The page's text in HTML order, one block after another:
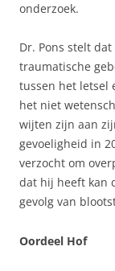
onderzoek.
Dr. Pons stelt
traumatische
tussen het letsel
het niet
wijten zijn aan
gevoeligheid in
verzocht om
dat hij heeft kan
gevolg van
Oordeel Hof